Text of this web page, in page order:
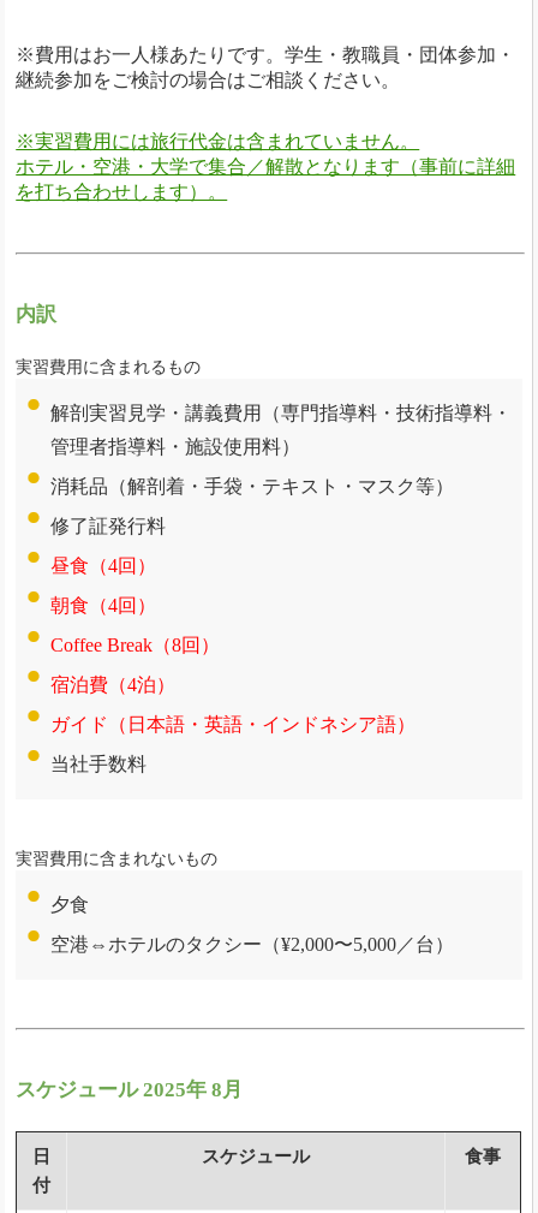
※費用はお一人様あたりです。学生・教職員・団体参加・
継続参加をご検討の場合はご相談ください。
※実習費用には旅行代金は含まれていません。
ホテル・空港・大学で集合／解散となります（事前に詳細
を打ち合わせします）。
内訳
実習費用に含まれるもの
解剖実習見学・講義費用（専門指導料・技術指導料・
管理者指導料・施設使用料）
消耗品（解剖着・手袋・テキスト・マスク等）
修了証発行料
昼食（4回）
朝食（4回）
Coffee Break（8回）
宿泊費（4泊）
ガイド（日本語・英語・インドネシア語）
当社手数料
実習費用に含まれないもの
夕食
空港⇔ホテルのタクシー（¥2,000〜5,000／台）
スケジュール 2025年 8月
日
付
スケジュール 食事